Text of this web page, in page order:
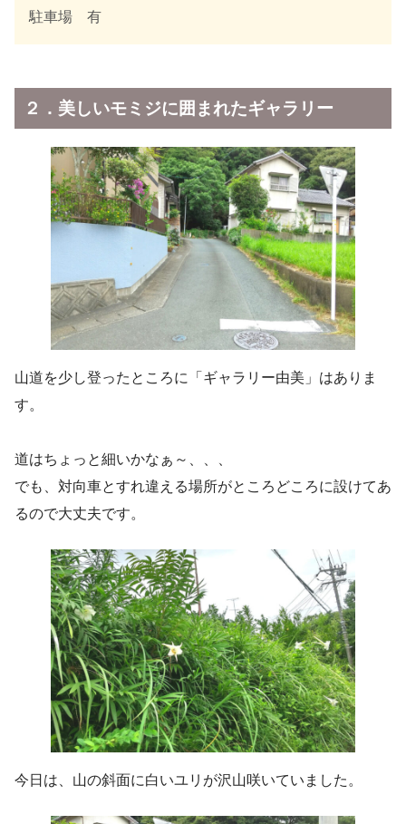
駐車場 有
２．美しいモミジに囲まれたギャラリー
山道を少し登ったところに「ギャラリー由美」はありま
す。
道はちょっと細いかなぁ～、、、
でも、対向車とすれ違える場所がところどころに設けてあ
るので大丈夫です。
今日は、山の斜面に白いユリが沢山咲いていました。